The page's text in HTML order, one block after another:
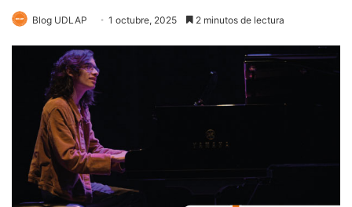
Blog UDLAP 1 octubre, 2025 2 minutos de lectura